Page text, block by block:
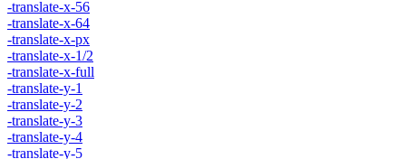
-translate-x-56
-translate-x-64
-translate-x-px
-translate-x-1/2
-translate-x-full
-translate-y-1
-translate-y-2
-translate-y-3
-translate-y-4
-translate-y-5